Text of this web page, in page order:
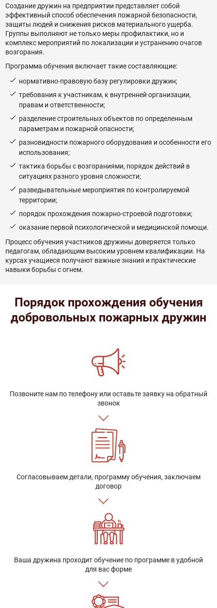
Создание дружин на предприятии представляет собой
эффективный способ обеспечения пожарной безопасности,
защиты людей и снижения рисков материального ущерба.
Группы выполняют не только меры профилактики, но и
комплекс мероприятий по локализации и устранению очагов
возгорания.
Программа обучения включает такие составляющие:
нормативно-правовую базу регулировки дружин;
требования к участникам, к внутренней организации,
правам и ответственности;
разделение строительных объектов по определенным
параметрам и пожарной опасности;
разновидности пожарного оборудования и особенности его
использования;
тактика борьбы с возгораниями, порядок действий в
ситуациях разного уровня сложности;
разведывательные мероприятия по контролируемой
территории;
порядок прохождения пожарно-строевой подготовки;
оказание первой психологической и медицинской помощи.
Процесс обучения участников дружины доверяется только
педагогам, обладающим высоким уровнем квалификации. На
курсах учащиеся получают важные знания и практические
навыки борьбы с огнем.
Порядок прохождения обучения
добровольных пожарных дружин
Позвоните нам по телефону или оставьте заявку на обратный
звонок
Согласовываем детали, программу обучения, заключаем
договор
Ваша дружина проходит обучение по программе в удобной
для вас форме